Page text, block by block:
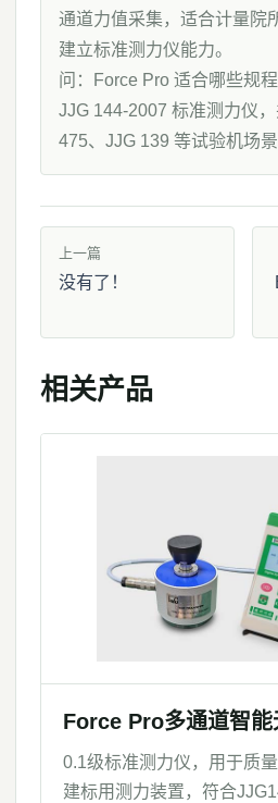
通道力值采集，适合计量院
建立标准测力仪能力。
问：Force Pro 适合哪些规
JJG 144-2007 标准测力仪
475、JJG 139 等试验机场景
上一篇
没有了！
相关产品
Force Pro多通道智能
0.1级标准测力仪，用于质
建标用测力装置，符合